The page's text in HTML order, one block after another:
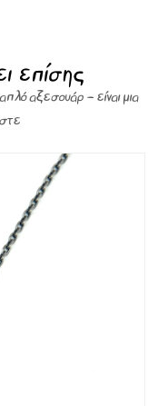
επίσης
αξεσουάρ – είναι μια